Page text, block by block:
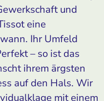
und
eine
Ihr Umfeld
– so ist das
ihrem ärgsten
auf den Hals. Wir
mit einem